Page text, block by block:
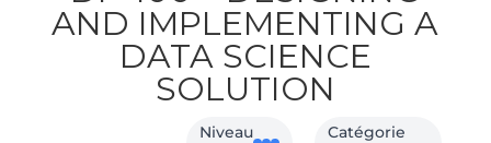
AND IMPLEMENTING A
DATA SCIENCE
SOLUTION
Niveau
Catégorie